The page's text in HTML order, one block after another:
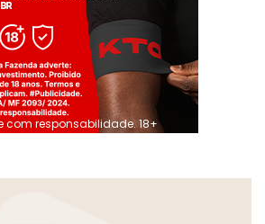
com responsabilidade. 18+